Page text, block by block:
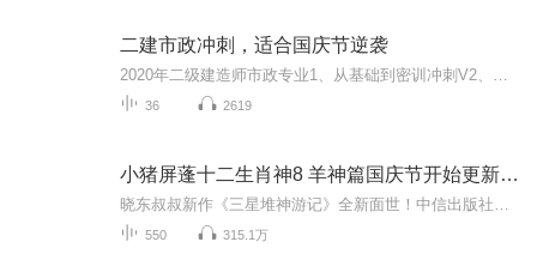
二建市政冲刺，适合国庆节逆袭
36 2619
小猪屏蓬十二生肖神8 羊神篇国庆节开始更新啦！
550 315.1万